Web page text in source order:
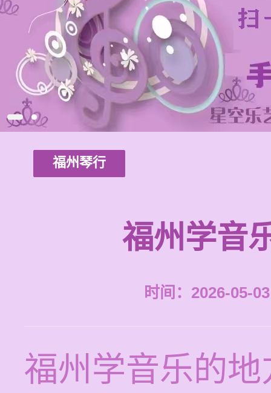
福州琴行
福州学音
时间：2026-05-
福州学音乐的